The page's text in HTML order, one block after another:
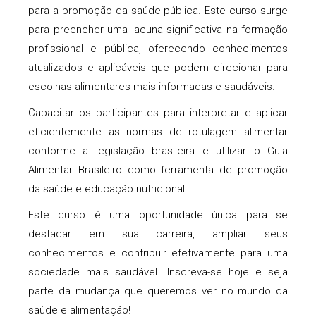
para a promoção da saúde pública. Este curso surge
para preencher uma lacuna significativa na formação
profissional e pública, oferecendo conhecimentos
atualizados e aplicáveis que podem direcionar para
escolhas alimentares mais informadas e saudáveis.
Capacitar os participantes para interpretar e aplicar
eficientemente as normas de rotulagem alimentar
conforme a legislação brasileira e utilizar o Guia
Alimentar Brasileiro como ferramenta de promoção
da saúde e educação nutricional.
Este curso é uma oportunidade única para se
destacar em sua carreira, ampliar seus
conhecimentos e contribuir efetivamente para uma
sociedade mais saudável. Inscreva-se hoje e seja
parte da mudança que queremos ver no mundo da
saúde e alimentação!